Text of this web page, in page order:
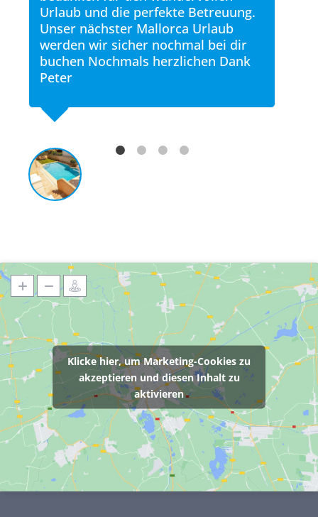
Urlaub und die perfekte Betreuung.
Unser nächster Mallorca Urlaub
werden wir sicher nochmal bei dir
buchen Nochmals herzlichen Dank
Peter
Klicke hier, um Marketing-Cookies zu
akzeptieren und diesen Inhalt zu
aktivieren